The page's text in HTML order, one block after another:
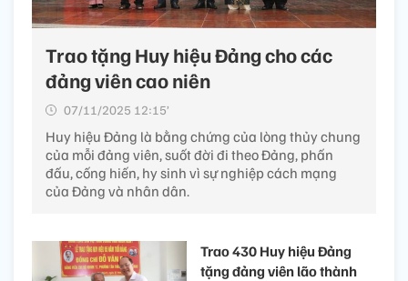
Trao tặng Huy hiệu Đảng cho các
đảng viên cao niên
07/11/2025 12:15’
Huy hiệu Đảng là bằng chứng của lòng thủy chung
của mỗi đảng viên, suốt đời đi theo Đảng, phấn
đấu, cống hiến, hy sinh vì sự nghiệp cách mạng
của Đảng và nhân dân.
Trao 430 Huy hiệu Đảng
tặng đảng viên lão thành